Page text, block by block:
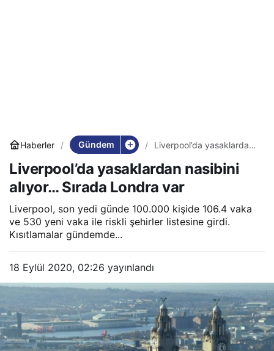
Haberler Gündem
Liverpool’da yasaklardan
Londra var
Liverpool’da yasaklardan nasibini
alıyor… Sırada Londra var
Liverpool, son yedi günde 100.000 kişide 106.4 vaka
ve 530 yeni vaka ile riskli şehirler listesine girdi.
Kısıtlamalar gündemde...
18 Eylül 2020, 02:26 yayınlandı